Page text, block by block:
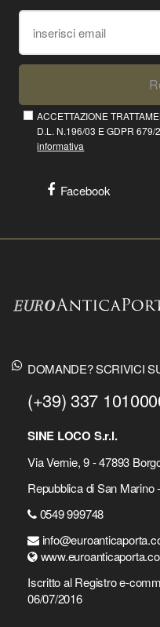
ACCETTAZIONE
D.L. N.196/03 E GDPR
informativa
Facebook
DOMANDE? SCRIVICI
(+39) 337
SINE LOCO S.r.l.
Via Vernie, 9 - 47893
Repubblica di San
0549 999748
Iscritto al Registro e-
06/07/2016